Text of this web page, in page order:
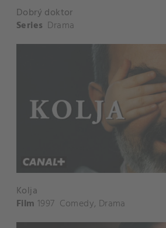
Dobrý doktor
Series Drama
Kolja
Film 1997 Comedy, Drama